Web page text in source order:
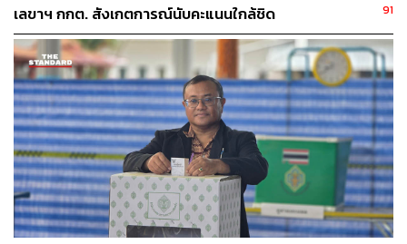
TAGS: สุนัข นครนายก
องค์การบริหารส่วนจังหวัด (อบจ.)
เลือกตั้งนายก อบจ.
เลือกตั้งนายก อบจ. นครนายก
เลขาฯ กกต. สังเกตการณ์นับคะแนนใกล้ชิด
91